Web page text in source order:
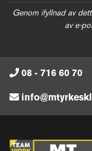
Genom ifyllnad av
av e-
08 - 716 60 70